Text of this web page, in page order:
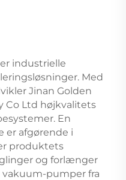
industrielle
Med
Jinan Golden
Co Ltd højkvalitets
En
er afgørende i
produktets
og forlænger
pumper fra